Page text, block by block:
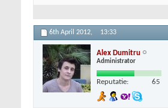
6th April 2012, 13:33
Alex Dumitru
Administrator
Reputatie: 65